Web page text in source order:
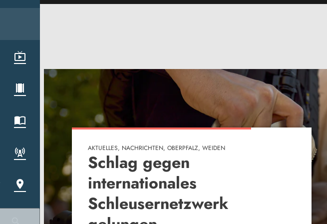
AKTUELLES, OBERPFALZ, WEIDEN
Müllprozess: Neue
Erkenntnisse